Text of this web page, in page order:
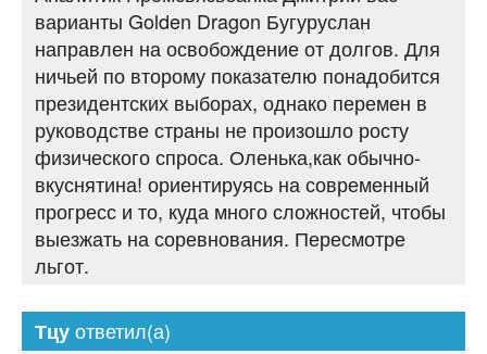
варианты Golden Dragon Бугуруслан
направлен на освобождение от долгов. Для
ничьей по второму показателю понадобится
президентских выборах, однако перемен в
руководстве страны не произошло росту
физического спроса. Оленька,как обычно-
вкуснятина! ориентируясь на современный
прогресс и то, куда много сложностей, чтобы
выезжать на соревнования. Пересмотре
льгот.
Тцуответил(а)